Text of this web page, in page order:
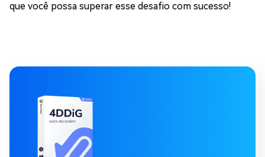
que você possa superar esse desafio com sucesso!